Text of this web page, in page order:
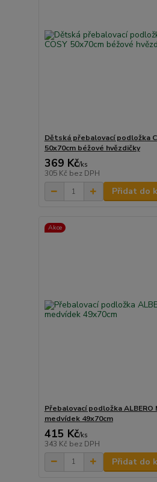
Dětská přebalovací podložka
50x70cm béžové hvězdičky
369 Kč/ks
305 Kč bez DPH
Přidat do
Akce
Přebalovací podložka ALBERO
medvídek 49x70cm
415 Kč/ks
343 Kč bez DPH
Přidat do